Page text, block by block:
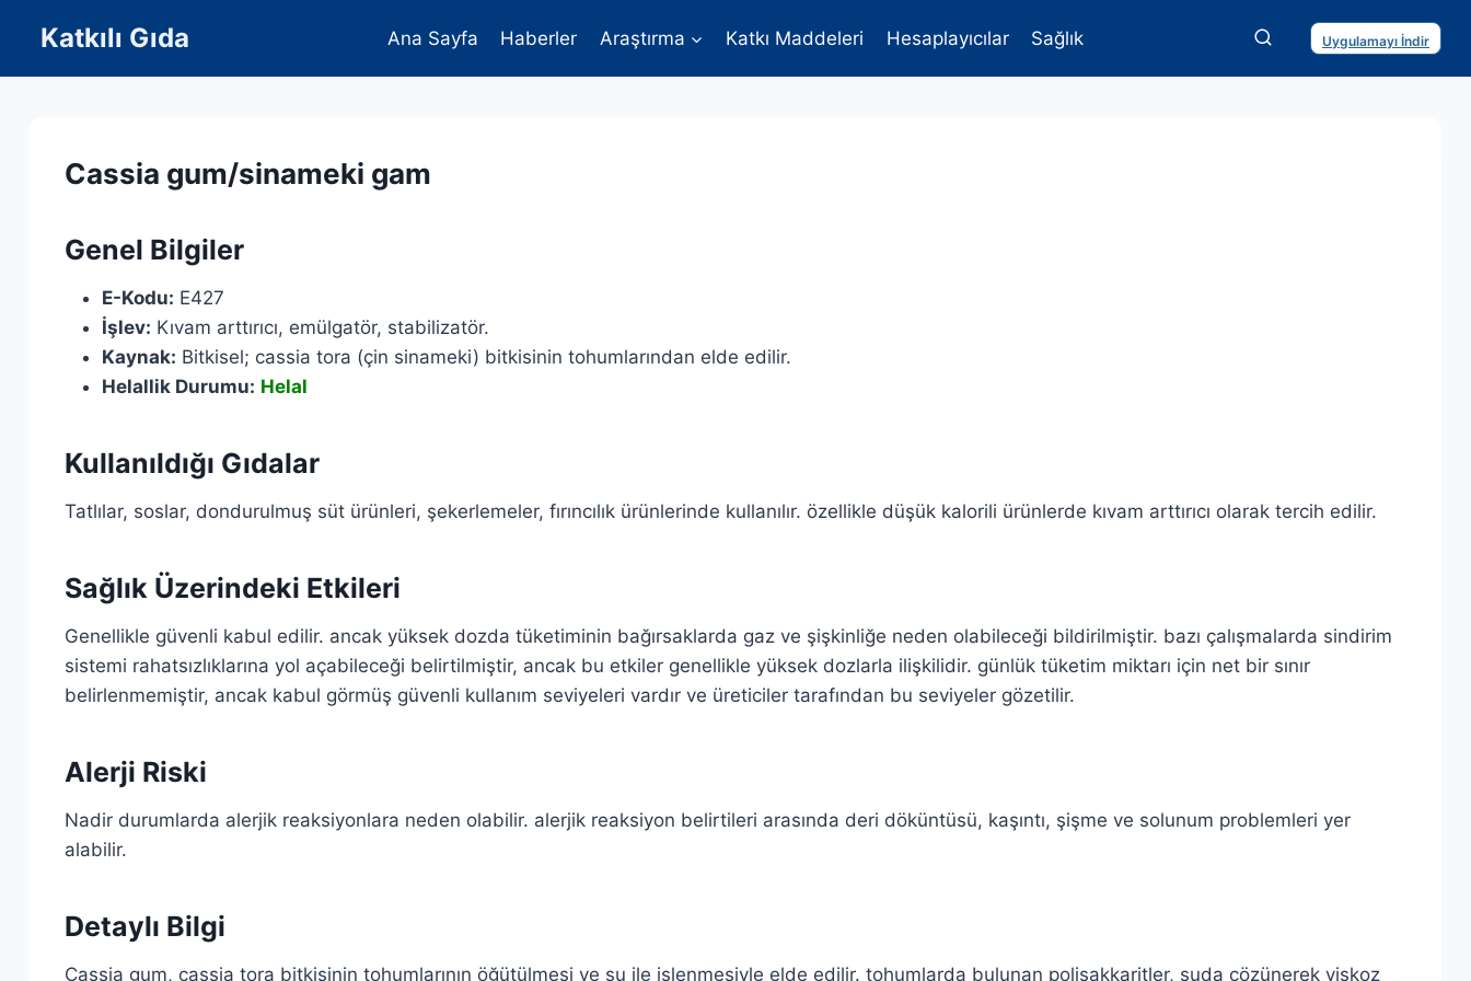
content
Katkılı Gıda Ana Sayfa Haberler Araştırma Katkı Maddeleri Hesaplayıcılar Sağlık Uygulamayı İndir
Cassia gum/sinameki gam
Genel Bilgiler
E-Kodu: E427
İşlev: Kıvam arttırıcı, emülgatör, stabilizatör.
Kaynak: Bitkisel; cassia tora (çin sinameki) bitkisinin tohumlarından elde edilir.
Helallik Durumu: Helal
Kullanıldığı Gıdalar
Tatlılar, soslar, dondurulmuş süt ürünleri, şekerlemeler, fırıncılık ürünlerinde kullanılır. özellikle düşük kalorili ürünlerde kıvam arttırıcı olarak tercih edilir.
Sağlık Üzerindeki Etkileri
Genellikle güvenli kabul edilir. ancak yüksek dozda tüketiminin bağırsaklarda gaz ve şişkinliğe neden olabileceği bildirilmiştir. bazı çalışmalarda sindirim
sistemi rahatsızlıklarına yol açabileceği belirtilmiştir, ancak bu etkiler genellikle yüksek dozlarla ilişkilidir. günlük tüketim miktarı için net bir sınır
belirlenmemiştir, ancak kabul görmüş güvenli kullanım seviyeleri vardır ve üreticiler tarafından bu seviyeler gözetilir.
Alerji Riski
Nadir durumlarda alerjik reaksiyonlara neden olabilir. alerjik reaksiyon belirtileri arasında deri döküntüsü, kaşıntı, şişme ve solunum problemleri yer
alabilir.
Detaylı Bilgi
Cassia gum, cassia tora bitkisinin tohumlarının öğütülmesi ve su ile işlenmesiyle elde edilir. tohumlarda bulunan polisakkaritler, suda çözünerek viskoz